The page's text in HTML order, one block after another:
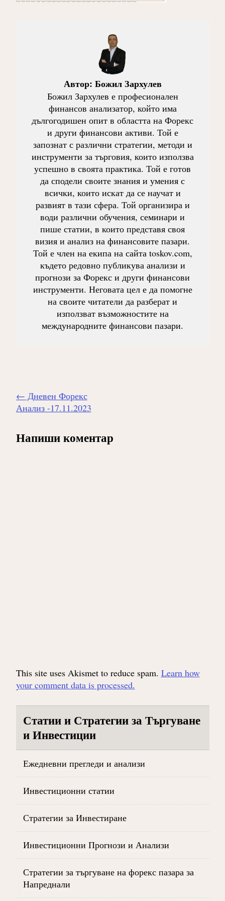
Автор: Божил Зархулев
Божил Зархулев е професионален
финансов анализатор, който има
дългогодишен опит в областта на Форекс
и други финансови активи. Той е
запознат с различни стратегии, методи и
инструменти за търговия, които използва
успешно в своята практика. Той е готов
да сподели своите знания и умения с
всички, които искат да се научат и
развият в тази сфера. Той организира и
води различни обучения, семинари и
пише статии, в които представя своя
визия и анализ на финансовите пазари.
Той е член на екипа на сайта toskov.com,
където редовно публикува анализи и
прогнози за Форекс и други финансови
инструменти. Неговата цел е да помогне
на своите читатели да разберат и
използват възможностите на
международните финансови пазари.
Навигиране
на
← Дневен Форекс
Анализ -17.11.2023
Напиши коментар
This site uses Akismet to reduce spam. Learn how
your comment data is processed.
Статии и Стратегии за Търгуване
и Инвестиции
Ежедневни прегледи и анализи
Инвестиционни статии
Стратегии за Инвестиране
Инвестиционни Прогнози и Анализи
Стратегии за търгуване на форекс пазара за
Напреднали